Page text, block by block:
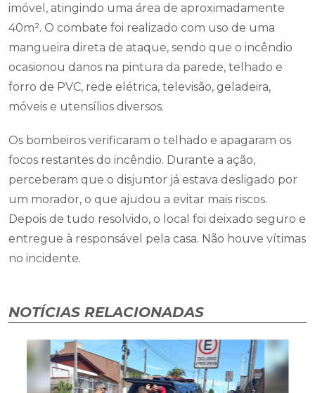
imóvel, atingindo uma área de aproximadamente
40m². O combate foi realizado com uso de uma
mangueira direta de ataque, sendo que o incêndio
ocasionou danos na pintura da parede, telhado e
forro de PVC, rede elétrica, televisão, geladeira,
móveis e utensílios diversos.
Os bombeiros verificaram o telhado e apagaram os
focos restantes do incêndio. Durante a ação,
perceberam que o disjuntor já estava desligado por
um morador, o que ajudou a evitar mais riscos.
Depois de tudo resolvido, o local foi deixado seguro e
entregue à responsável pela casa. Não houve vítimas
no incidente.
NOTÍCIAS RELACIONADAS